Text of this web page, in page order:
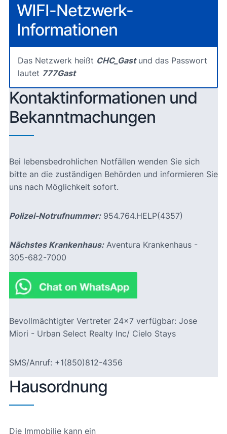
WIFI-Netzwerk-
Informationen
Das Netzwerk heißt CHC_Gastund das Passwort
lautet 777Gast
Kontaktinformationen und
Bekanntmachungen
Bei lebensbedrohlichen Notfällen wenden Sie sich
bitte an die zuständigen Behörden und informieren Sie
uns nach Möglichkeit sofort.
Polizei-Notrufnummer:954.764.HELP(4357)
Nächstes Krankenhaus:Aventura Krankenhaus -
305-682-7000
Bevollmächtigter Vertreter 24×7 verfügbar: Jose
Miori - Urban Select Realty Inc/ Cielo Stays
SMS/Anruf: +1(850)812-4356
Hausordnung
Die Immobilie kann ein